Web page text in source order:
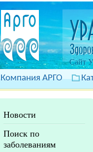
Cайт
Компания АРГО
Новости
Поиск по
заболеваниям